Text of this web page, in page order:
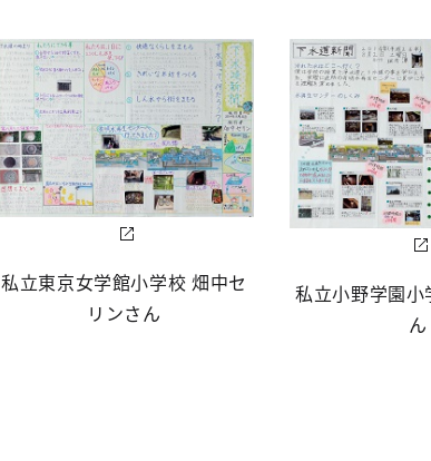
私立東京女学館小学校 畑中セ
リンさん
私立小野学園
ん